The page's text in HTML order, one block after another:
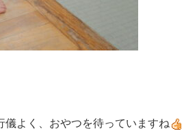
儀よく、おやつを待っていますね